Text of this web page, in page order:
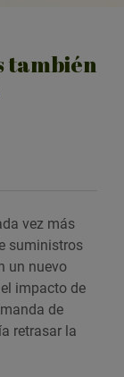
también
vez más
suministros
un nuevo
impacto de
de
retrasar la